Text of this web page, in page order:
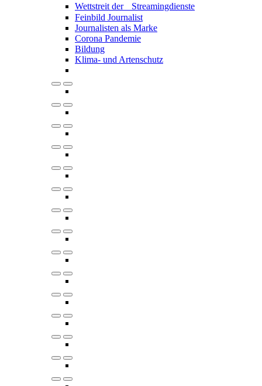
Wettstreit der Streamingdienste
Feinbild Journalist
Journalisten als Marke
Corona Pandemie
Bildung
Klima- und Artenschutz